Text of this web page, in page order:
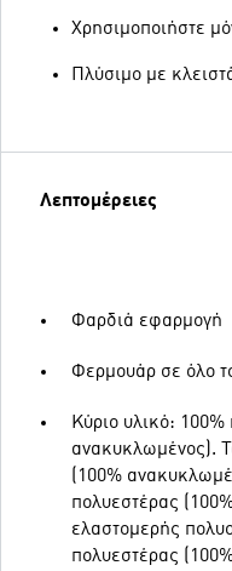
Χρησιμοποιήστε
Πλύσιμο με
Λεπτομέρειες
Φαρδιά εφαρμογή
Φερμουάρ σε όλο
Κύριο υλικό:
ανακυκλωμένος).
(100%
πολυεστέρας
ελαστομερής
πολυεστέρας